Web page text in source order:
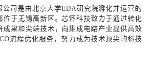
公司是由北京大学EDA研究院孵化并运营的
位于无锡高新区。芯怀科技致力于通过转化
成果和尖端技术，向集成电路产业提供高效
流程优化服务，努力成为技术顶尖的科技